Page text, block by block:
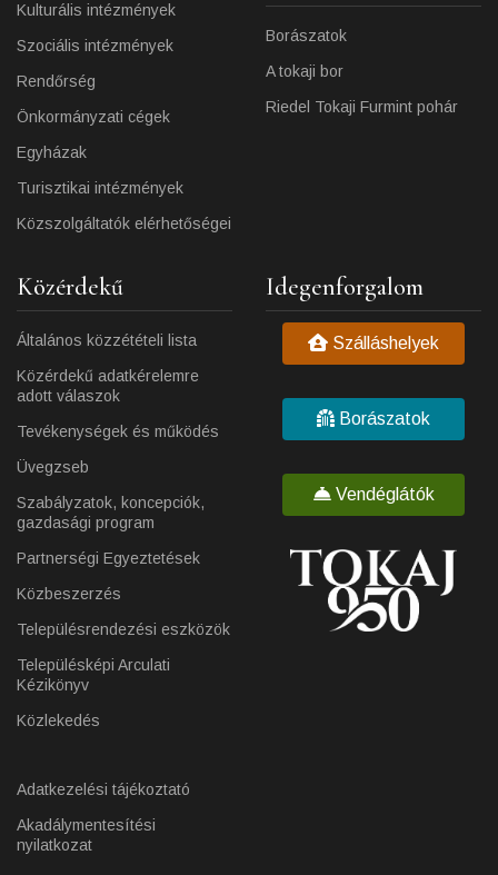
Kulturális intézmények
Szociális intézmények
Rendőrség
Önkormányzati cégek
Egyházak
Turisztikai intézmények
Közszolgáltatók elérhetőségei
Borászatok
A tokaji bor
Riedel Tokaji Furmint pohár
Közérdekű
Általános közzétételi lista
Közérdekű adatkérelemre
adott válaszok
Tevékenységek és működés
Üvegzseb
Szabályzatok, koncepciók,
gazdasági program
Partnerségi Egyeztetések
Közbeszerzés
Településrendezési eszközök
Településképi Arculati
Kézikönyv
Közlekedés
Adatkezelési tájékoztató
Akadálymentesítési
nyilatkozat
Idegenforgalom
Szálláshelyek
Borászatok
Vendéglátók